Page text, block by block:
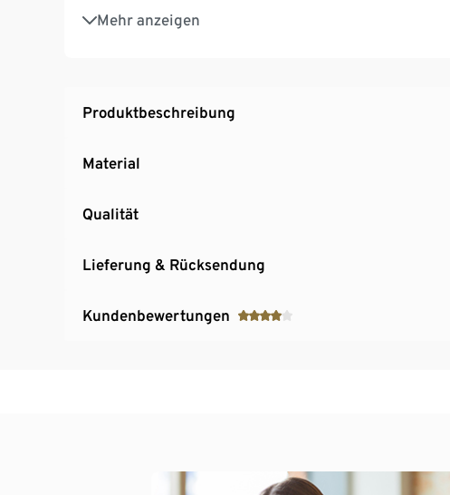
Mehr anzeigen
Lichtfarbe warmweiß
Produktbeschreibung
Material
Qualität
Lieferung & Rücksendung
Kundenbewertungen